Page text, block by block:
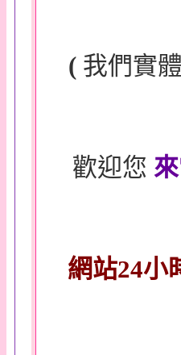
( 我們實
歡迎您
網站24小